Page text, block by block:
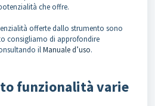
che offre.
offerte dallo strumento sono
consigliamo di approfondire
ilManuale d’uso.
funzionalità varie